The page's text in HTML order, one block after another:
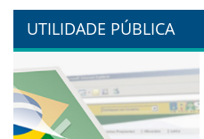
Conecta+
NOTA DE
Publicado em: 9